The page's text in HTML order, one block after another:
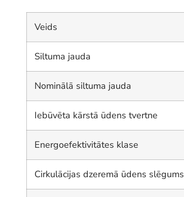
Veids
Siltuma jauda
Nominālā siltuma jauda
Iebūvēta kārstā ūdens tvertne
Energoefektivitātes klase
Cirkulācijas dzeremā ūdens slēgums